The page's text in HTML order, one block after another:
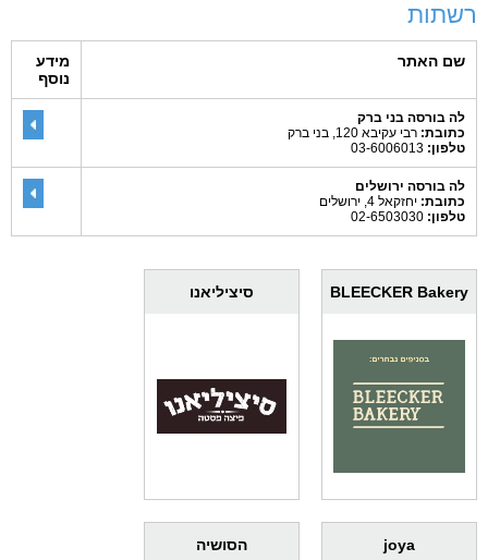
רשתות
שם האתר
מידע
נוסף
לה בורסה בני ברק
כתובת: רבי עקיבא 120, בני ברק
טלפון:
לה בורסה ירושלים
כתובת: יחזקאל 4, ירושלים
טלפון:
BLEECKER Bakery סיציליאנו
joya הסושיה